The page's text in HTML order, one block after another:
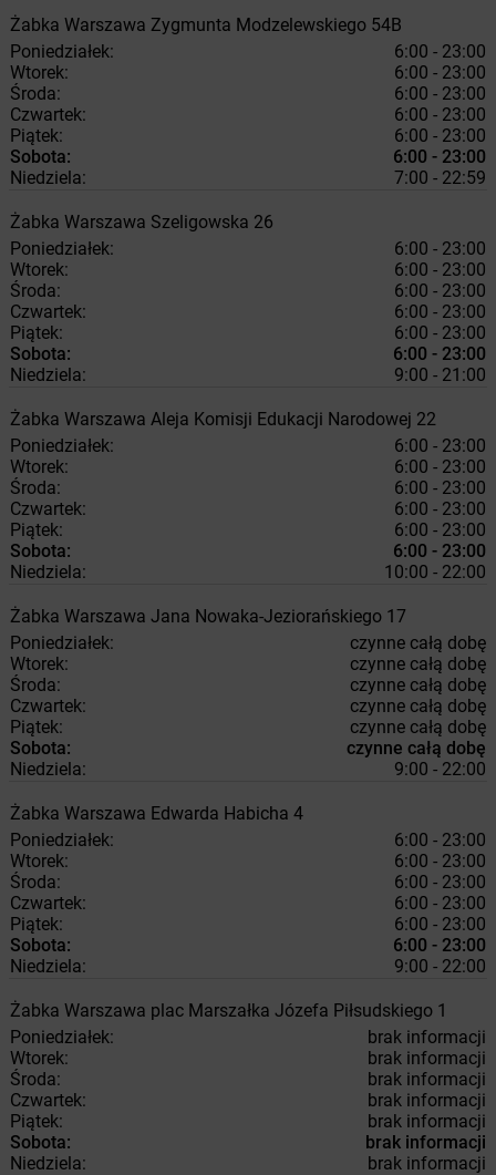
Żabka Warszawa Zygmunta Modzelewskiego 54B
Poniedziałek:
6:00 - 23:00
Wtorek:
6:00 - 23:00
Środa:
6:00 - 23:00
Czwartek:
6:00 - 23:00
Piątek:
6:00 - 23:00
Sobota:
6:00 - 23:00
Niedziela:
7:00 - 22:59
Żabka Warszawa Szeligowska 26
Poniedziałek:
6:00 - 23:00
Wtorek:
6:00 - 23:00
Środa:
6:00 - 23:00
Czwartek:
6:00 - 23:00
Piątek:
6:00 - 23:00
Sobota:
6:00 - 23:00
Niedziela:
9:00 - 21:00
Żabka Warszawa Aleja Komisji Edukacji Narodowej 22
Poniedziałek:
6:00 - 23:00
Wtorek:
6:00 - 23:00
Środa:
6:00 - 23:00
Czwartek:
6:00 - 23:00
Piątek:
6:00 - 23:00
Sobota:
6:00 - 23:00
Niedziela:
10:00 - 22:00
Żabka Warszawa Jana Nowaka-Jeziorańskiego 17
Poniedziałek:
czynne całą dobę
Wtorek:
czynne całą dobę
Środa:
czynne całą dobę
Czwartek:
czynne całą dobę
Piątek:
czynne całą dobę
Sobota:
czynne całą dobę
Niedziela:
9:00 - 22:00
Żabka Warszawa Edwarda Habicha 4
Poniedziałek:
6:00 - 23:00
Wtorek:
6:00 - 23:00
Środa:
6:00 - 23:00
Czwartek:
6:00 - 23:00
Piątek:
6:00 - 23:00
Sobota:
6:00 - 23:00
Niedziela:
9:00 - 22:00
Żabka Warszawa plac Marszałka Józefa Piłsudskiego 1
Poniedziałek:
brak informacji
Wtorek:
brak informacji
Środa:
brak informacji
Czwartek:
brak informacji
Piątek:
brak informacji
Sobota:
brak informacji
Niedziela:
brak informacji